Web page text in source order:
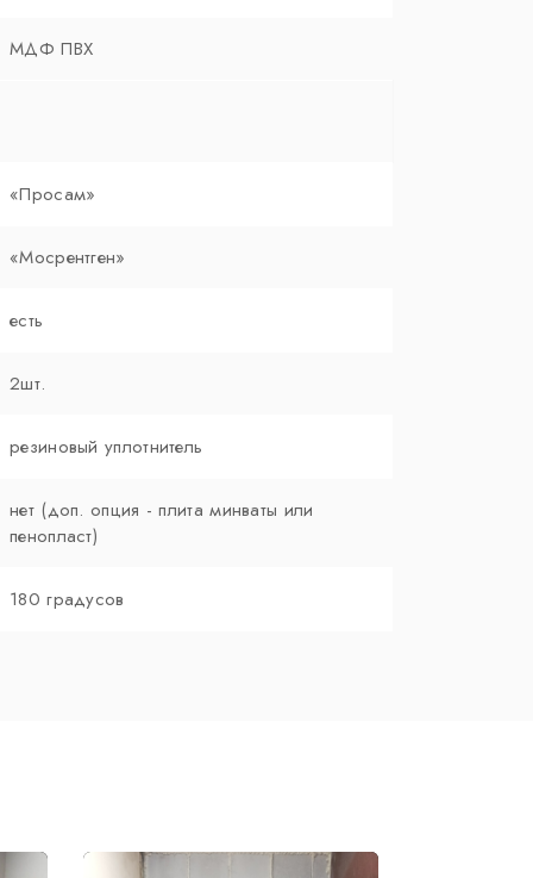
МДФ ПВХ
«Просам»
«Мосрентген»
есть
2шт.
резиновый уплотнитель
нет (доп. опция - плита минваты или
пенопласт)
180 градусов